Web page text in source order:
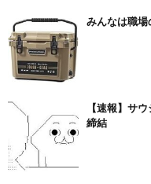
みんなは職場
【速報】サ
締結